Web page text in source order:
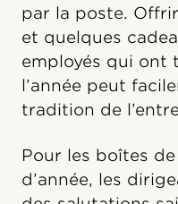
par la poste.
et quelques
employés qui ont
l’année peut
tradition de
Pour les boîtes
d’année, les